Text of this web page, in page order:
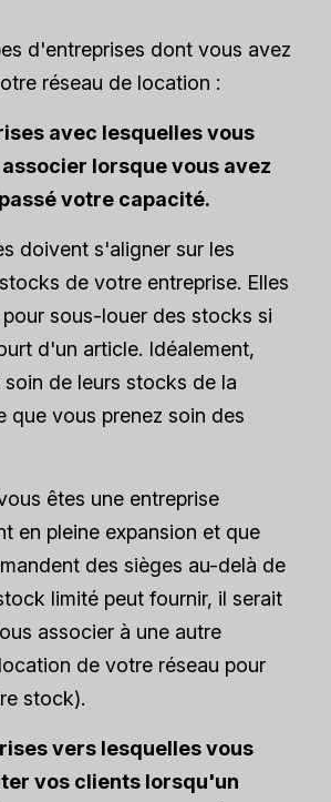
d'entreprises dont vous avez
réseau de location :
avec lesquelles vous
lorsque vous avez
votre capacité.
doivent s'aligner sur les
de votre entreprise. Elles
sous-louer des stocks si
d'un article. Idéalement,
soin de leurs stocks de la
que vous prenez soin des
êtes une entreprise
en pleine expansion et que
des sièges au-delà de
limité peut fournir, il serait
associer à une autre
de votre réseau pour
stock).
vers lesquelles vous
vos clients lorsqu'un